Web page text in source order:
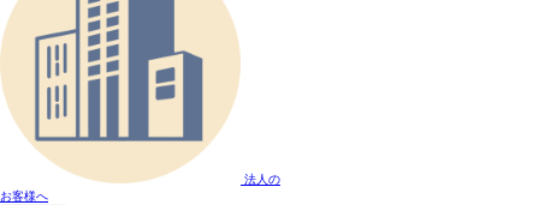
法人の
お客様へ